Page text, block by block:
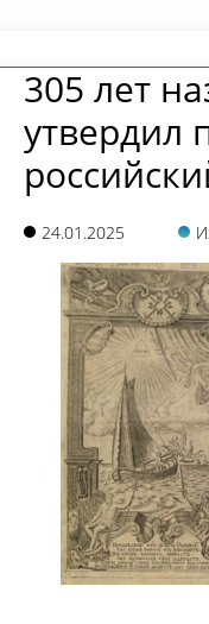
305 лет
утвердил
24.01.2025